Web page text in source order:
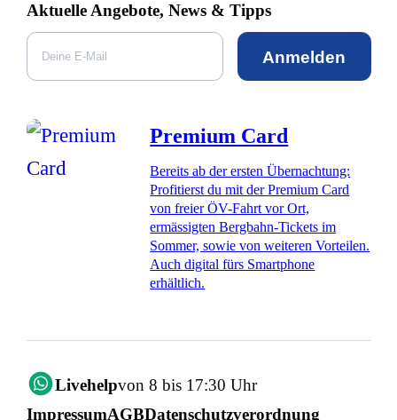
Aktuelle Angebote, News & Tipps
Anmelden
Premium Card
Bereits ab der ersten Übernachtung:
Profitierst du mit der Premium Card
von freier ÖV-Fahrt vor Ort,
ermässigten Bergbahn-Tickets im
Sommer, sowie von weiteren Vorteilen.
Auch digital fürs Smartphone
erhältlich.
Livehelpvon 8 bis 17:30 Uhr
ImpressumAGBDatenschutzverordnung